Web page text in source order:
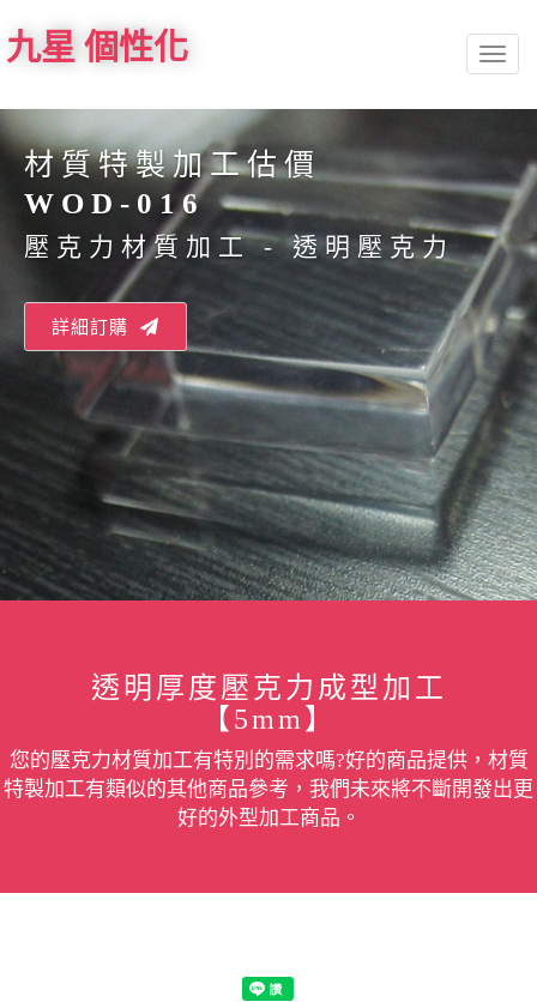
Toggle
九星 個性化
材質特製加工估價
WOD-016
壓克力材質加工 - 透明壓克力
詳細訂購
透明厚度壓克力成型加工
【5mm】
您的壓克力材質加工有特別的需求嗎?好的商品提供，材質
特製加工有類似的其他商品參考，我們未來將不斷開發出更
好的外型加工商品。